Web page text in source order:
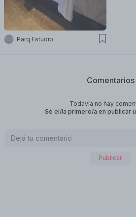
Parq Estudio
Comentarios
Todavía no hay
Sé el/la primero/a en publicar
Publicar